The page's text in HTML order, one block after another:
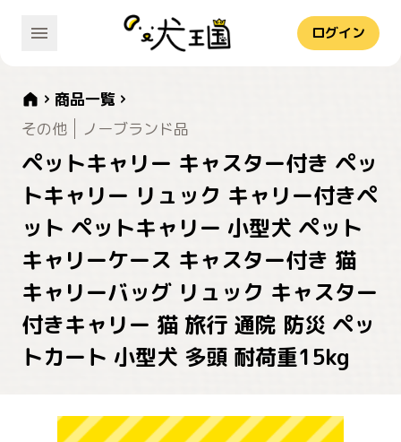
ログイン
商品一覧
その他
ノーブランド品
ペットキャリー キャスター付き ペッ
トキャリー リュック キャリー付きペ
ット ペットキャリー 小型犬 ペット
キャリーケース キャスター付き 猫
キャリーバッグ リュック キャスター
付きキャリー 猫 旅行 通院 防災 ペッ
トカート 小型犬 多頭 耐荷重15kg